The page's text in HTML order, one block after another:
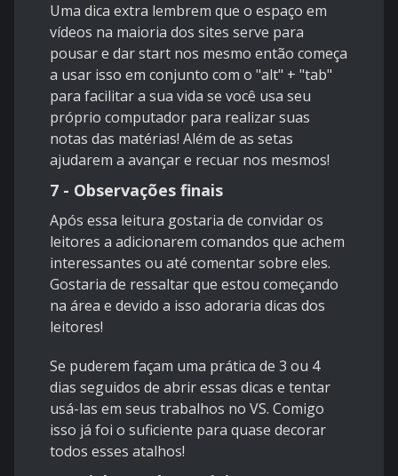
Uma dica extra lembrem que o espaço em
vídeos na maioria dos sites serve para
pousar e dar start nos mesmo então começa
a usar isso em conjunto com o "alt" + "tab"
para facilitar a sua vida se você usa seu
próprio computador para realizar suas
notas das matérias! Além de as setas
ajudarem a avançar e recuar nos mesmos!
7 - Observações finais
Após essa leitura gostaria de convidar os
leitores a adicionarem comandos que achem
interessantes ou até comentar sobre eles.
Gostaria de ressaltar que estou começando
na área e devido a isso adoraria dicas dos
leitores!
Se puderem façam uma prática de 3 ou 4
dias seguidos de abrir essas dicas e tentar
usá-las em seus trabalhos no VS. Comigo
isso já foi o suficiente para quase decorar
todos esses atalhos!